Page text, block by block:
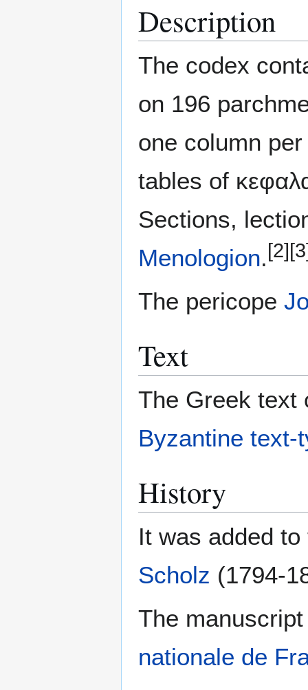
Description
The codex
on 196
one column
tables of
Sections,
Menologion. [2]
The pericope
Text
The Greek text
Byzantine text-
History
It was added
Scholz (1794-
The
nationale de